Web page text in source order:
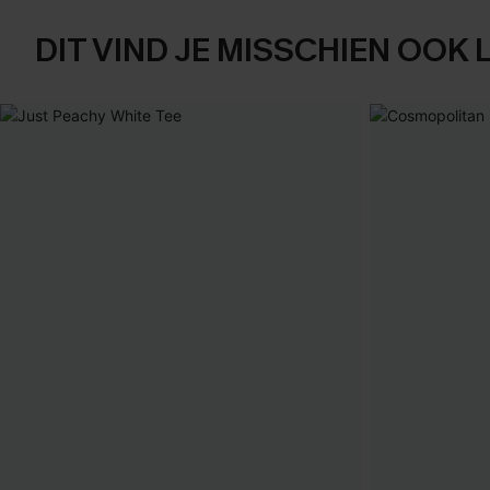
DIT VIND JE MISSCHIEN OOK